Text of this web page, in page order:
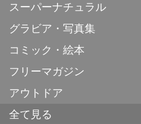
スーパーナチュラル
グラビア・写真集
コミック・絵本
フリーマガジン
アウトドア
全て見る